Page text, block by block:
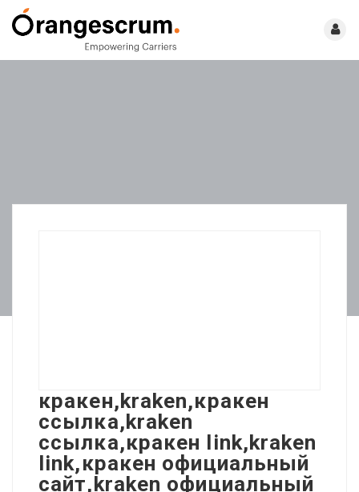
кракен,kraken,кракен
ссылка,kraken
ссылка,кракен link,kraken
link,кракен официальный
сайт,kraken официальный